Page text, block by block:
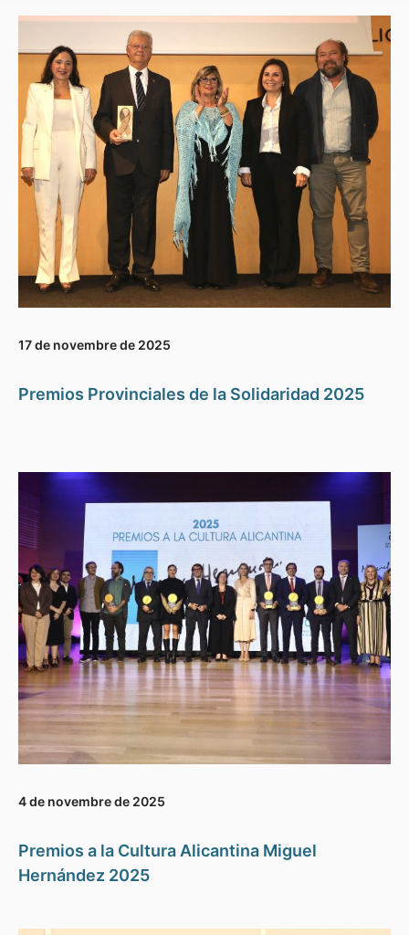
17 de novembre de 2025
Premios Provinciales de la Solidaridad 2025
4 de novembre de 2025
Premios a la Cultura Alicantina Miguel
Hernández 2025